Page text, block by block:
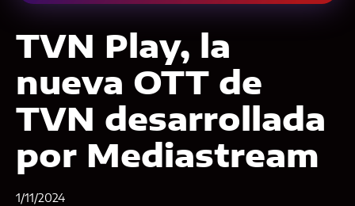
TVN Play, la
nueva OTT de
TVN desarrollada
por Mediastream
1/11/2024